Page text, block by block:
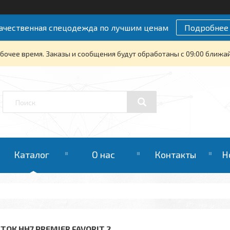
спецодежда по лучшим ценам Подробнее
время. Заказы и сообщения будут обработаны с 09:00
Каталог О нас Контакты